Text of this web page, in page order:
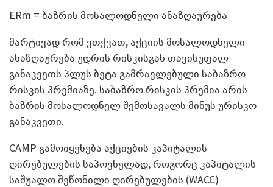
ERm = ბაზრის მოსალოდნელი ანაზღაურება
მარტივად რომ ვთქვათ, აქციის მოსალოდნელი
ანაზღაურება უდრის რისკისგან თავისუფალ
განაკვეთს პლუს ბეტა გამრავლებული საბაზრო
რისკის პრემიაზე. საბაზრო რისკის პრემია არის
ბაზრის მოსალოდნელ შემოსავალს მინუს ურისკო
განაკვეთი.
CAMP გამოიყენება აქციების კაპიტალის
ღირებულების საპოვნელად, როგორც კაპიტალის
საშუალო შეწონილი ღირებულების (WACC)